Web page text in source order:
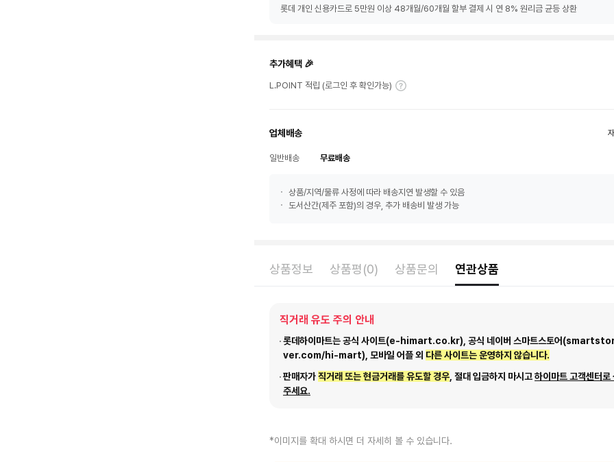
롯데 개인 신용카드로 5만원 이상 48개월/60개월 할부 결제 시 연 8% 원리금 균등 상환
추가혜택 🎉
L.POINT 적립 (로그인 후 확인가능)
업체배송
일반배송 무료배송
상품/지역/물류 사정에 따라 배송지연 발생할 수 있음
도서산간(제주 포함)의 경우, 추가 배송비 발생 가능
상품정보 상품평(0) 상품문의 연관상품
직거래 유도 주의 안내
롯데하이마트는 공식 사이트(e-himart.co.kr), 공식 네이버 스마트스토어
ver.com/hi-mart), 모바일 어플 외 다른 사이트는 운영하지 않습니다.
판매자가직거래 또는 현금거래를 유도할 경우 , 절대 입금하지 마시고하이마트 고객센터로
주세요.
*이미지를 확대 하시면 더 자세히 볼 수 있습니다.